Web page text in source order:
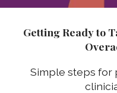
Getting Ready to
Simple steps for